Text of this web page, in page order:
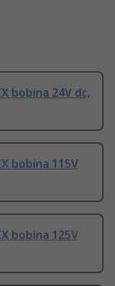
bobina 24V dc,
bobina 115V
bobina 125V